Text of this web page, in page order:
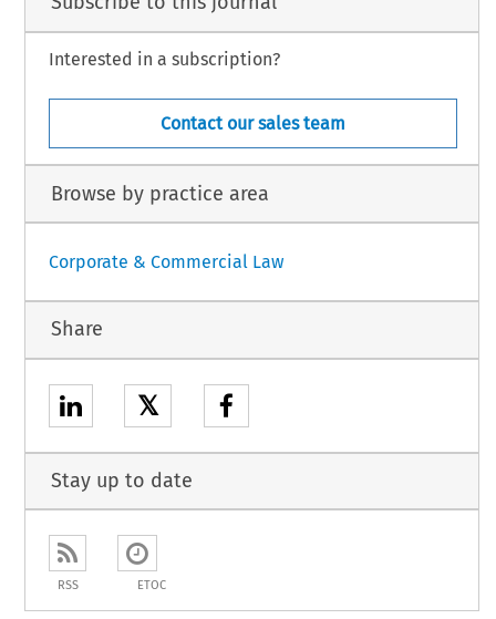
Interested in a subscription?
Contact our sales team
Browse by practice area
Corporate & Commercial Law
Share
𝕏
Stay up to date
RSS ETOC